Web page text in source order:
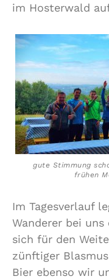
im Hosterwald
gute Stimmung
frühen
Im Tagesverlauf
Wanderer bei
sich für den
zünftiger
Bier ebenso wir